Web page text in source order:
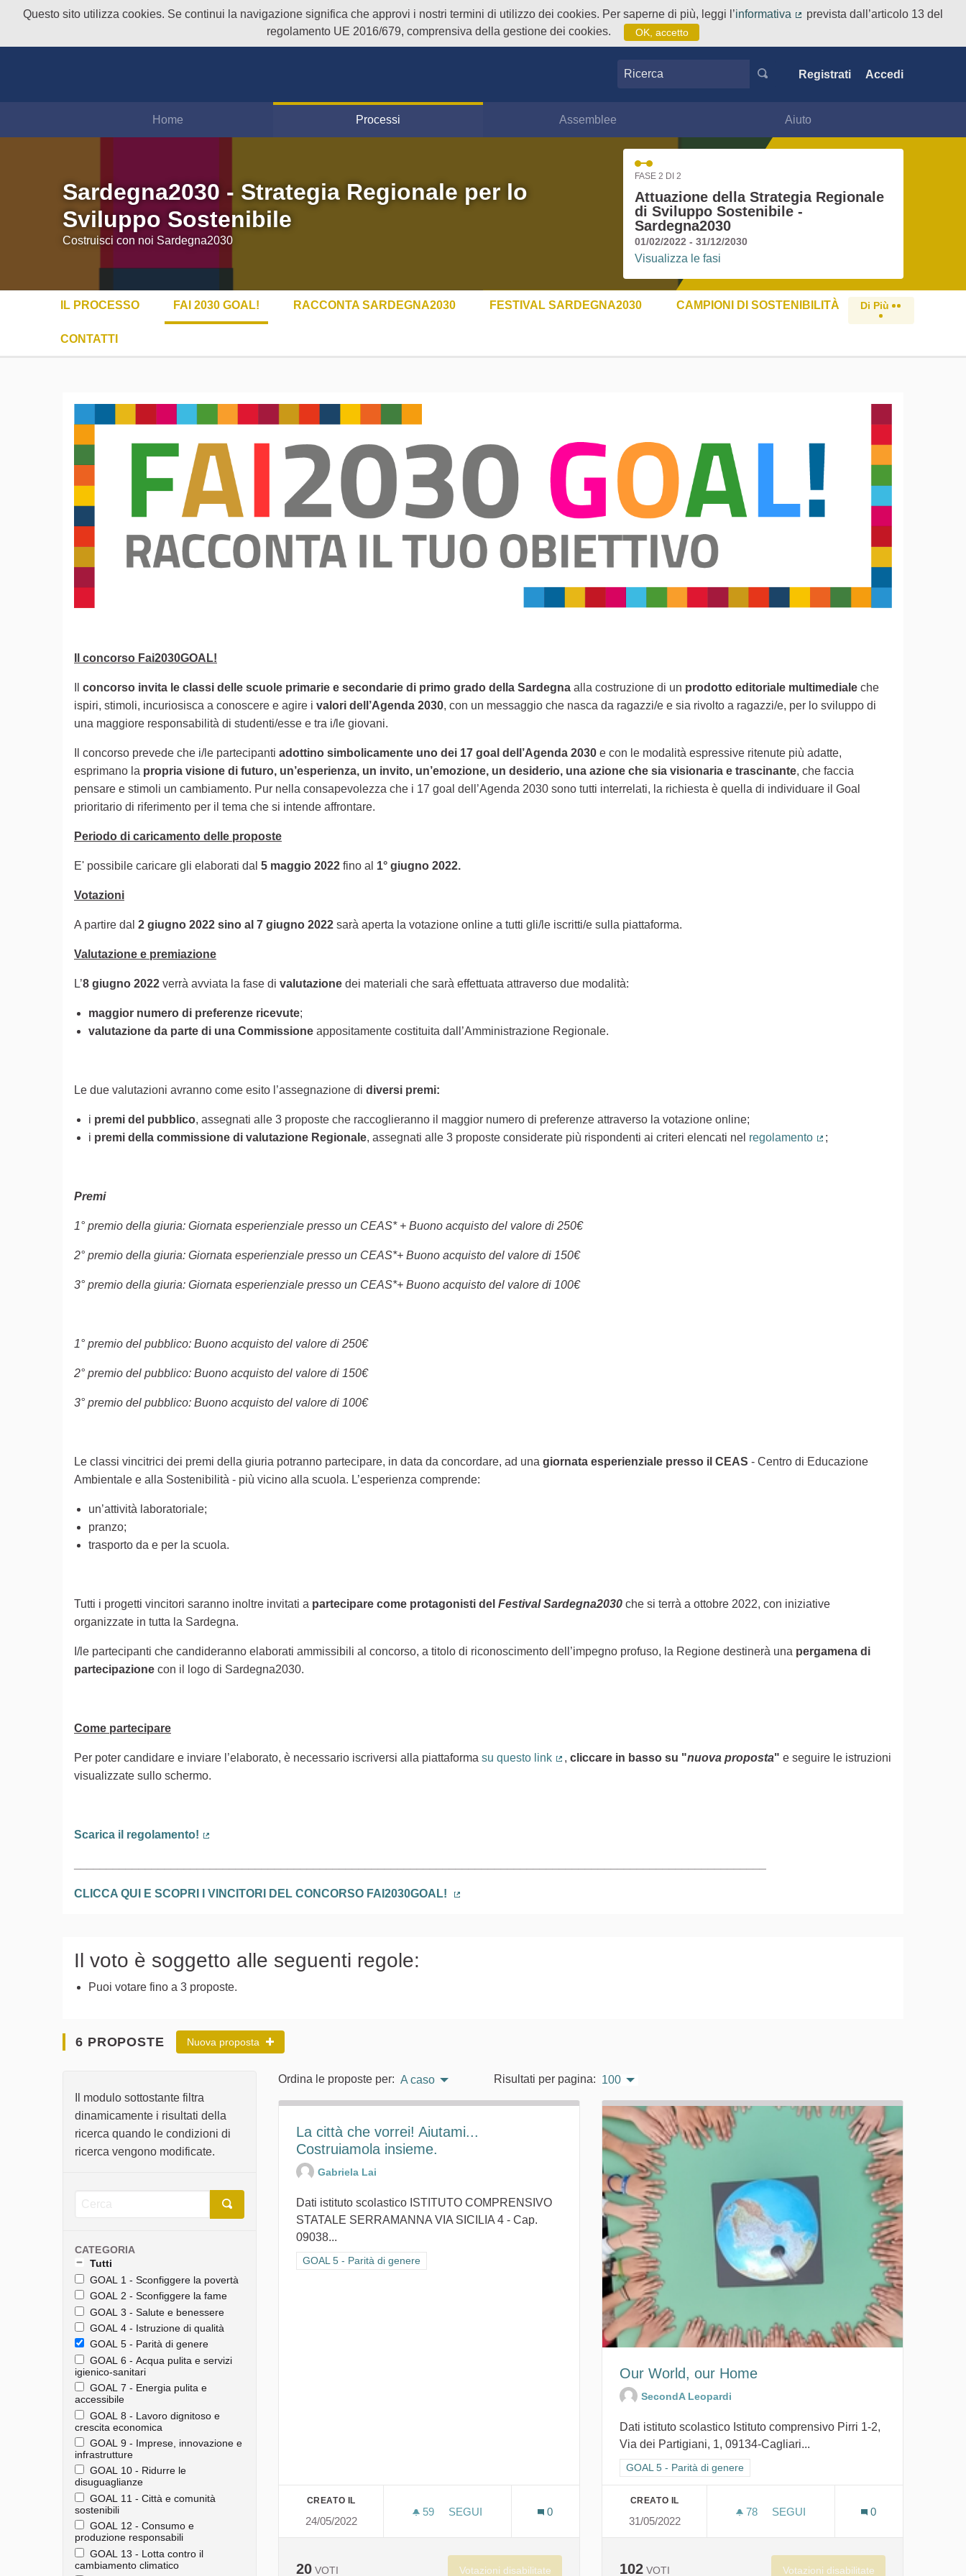
Questo sito utilizza cookies. Se continui la navigazione significa che approvi i nostri termini di utilizzo dei cookies. Per saperne di più, leggi l’informativa
prevista dall’articolo 13 del
regolamento UE 2016/679, comprensiva della gestione dei cookies.
OK, accetto
Ricerca Registrati Accedi
Home Processi Assemblee Aiuto
Sardegna2030 - Strategia Regionale per lo
Sviluppo Sostenibile
Costruisci con noi Sardegna2030
FASE 2 DI 2
Attuazione della Strategia Regionale
di Sviluppo Sostenibile -
Sardegna2030
01/02/2022 - 31/12/2030
Visualizza le fasi
IL PROCESSO FAI 2030 GOAL! RACCONTA SARDEGNA2030 FESTIVAL SARDEGNA2030 CAMPIONI DI SOSTENIBILITÀ
CONTATTI
Di Più
Il concorso Fai2030GOAL!
concorso invita le classi delle scuole primarie e secondarie di primo grado della Sardegna alla costruzione di un prodotto editoriale multimediale che
ispiri, stimoli, incuriosisca a conoscere e agire i valori dell’Agenda 2030, con un messaggio che nasca da ragazzi/e e sia rivolto a ragazzi/e, per lo sviluppo di
una maggiore responsabilità di studenti/esse e tra i/le giovani.
Il concorso prevede che i/le partecipanti adottino simbolicamente uno dei 17 goal dell’Agenda 2030 e con le modalità espressive ritenute più adatte,
esprimano la propria visione di futuro, un’esperienza, un invito, un’emozione, un desiderio, una azione che sia visionaria e trascinante, che faccia
pensare e stimoli un cambiamento. Pur nella consapevolezza che i 17 goal dell’Agenda 2030 sono tutti interrelati, la richiesta è quella di individuare il Goal
prioritario di riferimento per il tema che si intende affrontare.
Periodo di caricamento delle proposte
E' possibile caricare gli elaborati dal 5 maggio 2022 fino al 1° giugno 2022.
Votazioni
A partire dal 2 giugno 2022 sino al 7 giugno 2022 sarà aperta la votazione online a tutti gli/le iscritti/e sulla piattaforma.
Valutazione e premiazione
L’8 giugno 2022 verrà avviata la fase di valutazione dei materiali che sarà effettuata attraverso due modalità:
maggior numero di preferenze ricevute;
valutazione da parte di una Commissione appositamente costituita dall’Amministrazione Regionale.
Le due valutazioni avranno come esito l’assegnazione di diversi premi:
i premi del pubblico, assegnati alle 3 proposte che raccoglieranno il maggior numero di preferenze attraverso la votazione online;
i premi della commissione di valutazione Regionale, assegnati alle 3 proposte considerate più rispondenti ai criteri elencati nel regolamento
;
Premi
1° premio della giuria: Giornata esperienziale presso un CEAS* + Buono acquisto del valore di 250€
2° premio della giuria: Giornata esperienziale presso un CEAS*+ Buono acquisto del valore di 150€
3° premio della giuria: Giornata esperienziale presso un CEAS*+ Buono acquisto del valore di 100€
1° premio del pubblico: Buono acquisto del valore di 250€
2° premio del pubblico: Buono acquisto del valore di 150€
3° premio del pubblico: Buono acquisto del valore di 100€
Le classi vincitrici dei premi della giuria potranno partecipare, in data da concordare, ad una giornata esperienziale presso il CEAS - Centro di Educazione
Ambientale e alla Sostenibilità - più vicino alla scuola. L’esperienza comprende:
un’attività laboratoriale;
pranzo;
trasporto da e per la scuola.
Tutti i progetti vincitori saranno inoltre invitati a partecipare come protagonisti del Festival Sardegna2030 che si terrà a ottobre 2022, con iniziative
organizzate in tutta la Sardegna.
I/le partecipanti che candideranno elaborati ammissibili al concorso, a titolo di riconoscimento dell’impegno profuso, la Regione destinerà una pergamena di
partecipazione con il logo di Sardegna2030.
Come partecipare
Per poter candidare e inviare l’elaborato, è necessario iscriversi alla piattaforma su questo link
, cliccare in basso su "nuova proposta" e seguire le istruzioni
visualizzate sullo schermo.
Scarica il regolamento!
CLICCA QUI E SCOPRI I VINCITORI DEL CONCORSO FAI2030GOAL!
Il voto è soggetto alle seguenti regole:
Puoi votare fino a 3 proposte.
6 PROPOSTE Nuova proposta
Il modulo sottostante filtra
dinamicamente i risultati della
ricerca quando le condizioni di
ricerca vengono modificate.
CATEGORIA
Tutti
GOAL 1 - Sconfiggere la povertà
GOAL 2 - Sconfiggere la fame
GOAL 3 - Salute e benessere
GOAL 4 - Istruzione di qualità
GOAL 5 - Parità di genere
GOAL 6 - Acqua pulita e servizi
igienico-sanitari
GOAL 7 - Energia pulita e
accessibile
GOAL 8 - Lavoro dignitoso e
crescita economica
GOAL 9 - Imprese, innovazione e
infrastrutture
GOAL 10 - Ridurre le
disuguaglianze
GOAL 11 - Città e comunità
sostenibili
GOAL 12 - Consumo e
produzione responsabili
GOAL 13 - Lotta contro il
cambiamento climatico
Ordina le proposte per: A caso Risultati per pagina: 100
La città che vorrei! Aiutami...
Costruiamola insieme.
Gabriela Lai
Dati istituto scolastico ISTITUTO COMPRENSIVO
STATALE SERRAMANNA VIA SICILIA 4 - Cap.
09038...
Filtra i risultati per categoria: GOAL 5 - Parità di genere
GOAL 5 - Parità di genere
CREATO IL
24/05/2022
59 59 SOSTENITORI
SEGUI
LA CITTÀ CHE VORREI! AIUTAMI... COSTRUIAMOLA INSIEME.
0
20 VOTI Votazioni disabilitate
Our World, our Home
SecondA Leopardi
Dati istituto scolastico Istituto comprensivo Pirri 1-2,
Via dei Partigiani, 1, 09134-Cagliari...
Filtra i risultati per categoria: GOAL 5 - Parità di genere
GOAL 5 - Parità di genere
CREATO IL
31/05/2022
78 78 SOSTENITORI
SEGUI
0
102 VOTI Votazioni disabilitate